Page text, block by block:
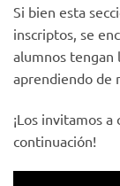
Si bien esta
inscriptos, se
alumnos tengan
aprendiendo de
¡Los invitamos
continuación!